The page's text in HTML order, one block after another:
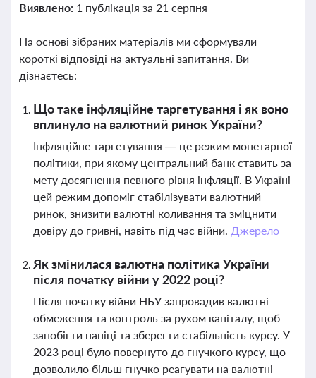
Виявлено: 1 публікація за 21 серпня
На основі зібраних матеріалів ми сформували
короткі відповіді на актуальні запитання. Ви
дізнаєтесь:
Що таке інфляційне таргетування і як воно
вплинуло на валютний ринок України?
Інфляційне таргетування — це режим монетарної
політики, при якому центральний банк ставить за
мету досягнення певного рівня інфляції. В Україні
цей режим допоміг стабілізувати валютний
ринок, знизити валютні коливання та зміцнити
довіру до гривні, навіть під час війни. Джерело
Як змінилася валютна політика України
після початку війни у 2022 році?
Після початку війни НБУ запровадив валютні
обмеження та контроль за рухом капіталу, щоб
запобігти паніці та зберегти стабільність курсу. У
2023 році було повернуто до гнучкого курсу, що
дозволило більш гнучко реагувати на валютні